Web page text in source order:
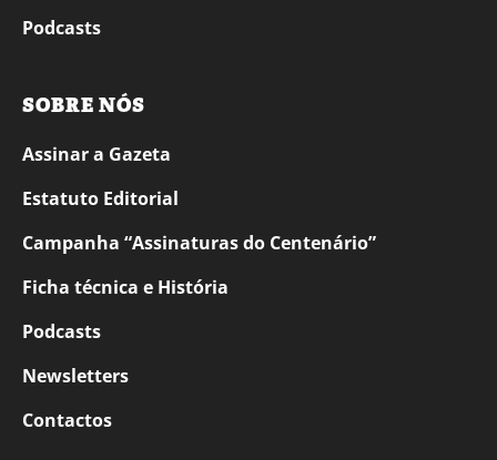
Podcasts
SOBRE NÓS
Assinar a Gazeta
Estatuto Editorial
Campanha “Assinaturas do Centenário”
Ficha técnica e História
Podcasts
Newsletters
Contactos